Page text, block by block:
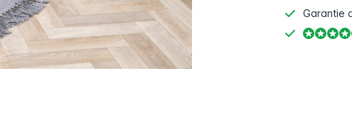
Garantie